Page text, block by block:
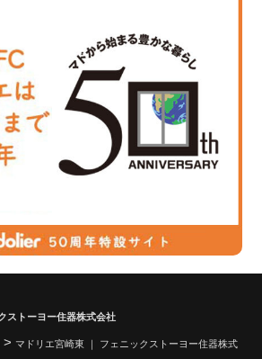
ストーヨー住器株式会社
> マドリエ宮崎東 ｜ フェニックストーヨー住器株式